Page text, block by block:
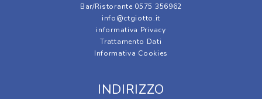
Bar/Ristorante 0575 356962
info@ctgiotto.it
informativa Privacy
Trattamento Dati
Informativa Cookies
INDIRIZZO